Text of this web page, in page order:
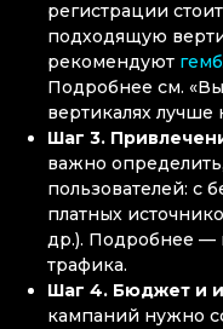
регистрации
подходящую
рекомендуют
Подробнее см.
вертикалях лучше
Шаг 3.
важно
пользователей: с
платных
др.). Подробнее —
трафика.
Шаг 4. Бюджет и
кампаний нужно